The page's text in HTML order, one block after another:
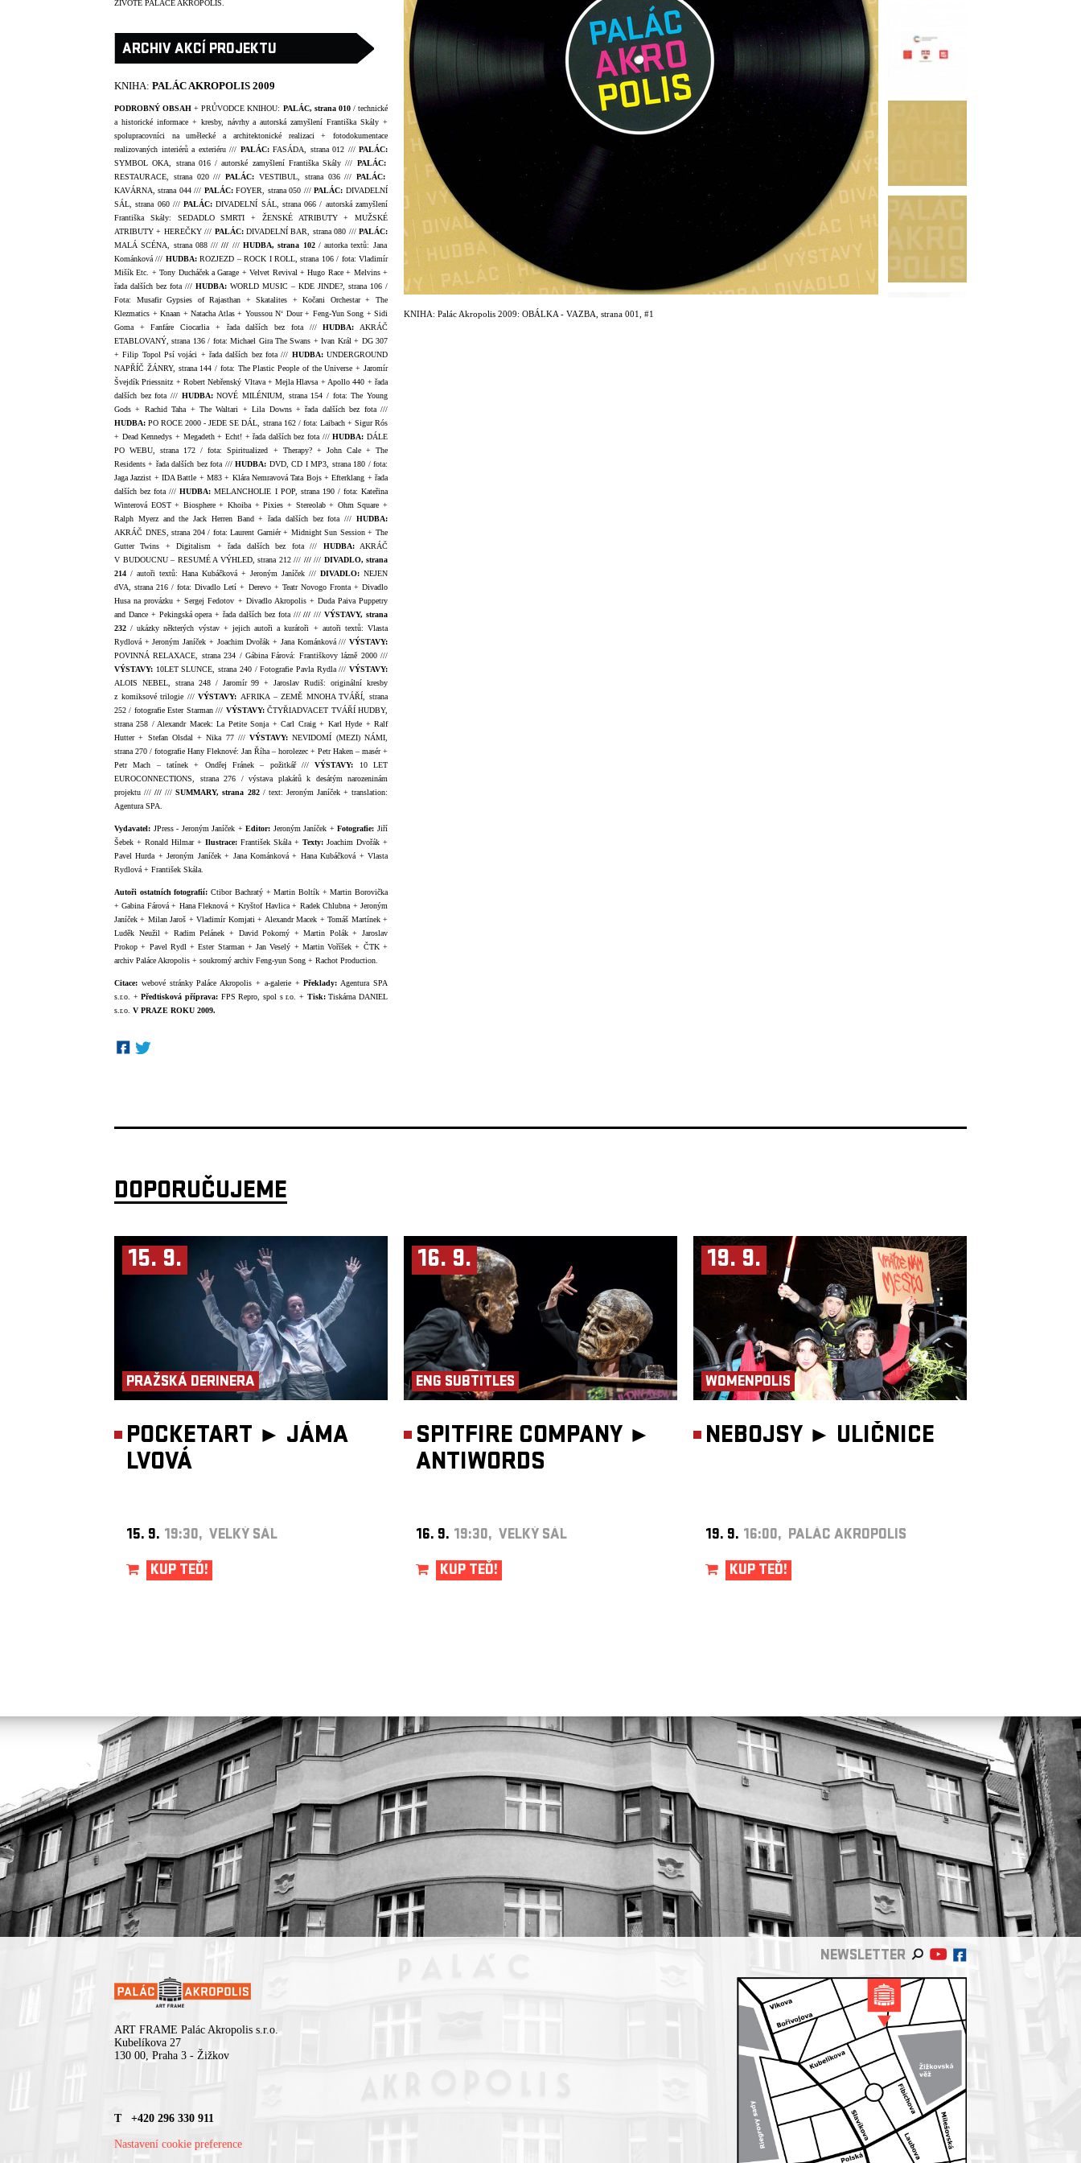
ŽIVOTĚ PALÁCE AKROPOLIS.
ARCHIV AKCÍ PROJEKTU
KNIHA: PALÁC AKROPOLIS 2009
PODROBNÝ OBSAH+ PRŮVODCE KNIHOU: PALÁC, strana 010/ technické
a historické informace + kresby, návrhy a autorská zamyšlení Františka Skály +
spolupracovníci na umělecké a architektonické realizaci + fotodokumentace
realizovaných interiérů a exteriéru /// PALÁC:FASÁDA, strana 012 /// PALÁC:
SYMBOL OKA, strana 016 / autorské zamyšlení Františka Skály /// PALÁC:
RESTAURACE, strana 020 ///PALÁC: VESTIBUL, strana 036 ///PALÁC:
KAVÁRNA, strana 044 /// PALÁC:FOYER, strana 050 ///PALÁC: DIVADELNÍ
SÁL, strana 060 ///PALÁC: DIVADELNÍ SÁL, strana 066 / autorská zamyšlení
Františka Skály: SEDADLO SMRTI + ŽENSKÉ ATRIBUTY + MUŽSKÉ
ATRIBUTY + HEREČKY /// PALÁC:DIVADELNÍ BAR, strana 080 ///PALÁC:
MALÁ SCÉNA, strana 088 ////// ///HUDBA, strana 102/ autorka textů: Jana
Kománková /// HUDBA:ROZJEZD – ROCK I ROLL, strana 106 / fota: Vladimír
Mišík Etc. + Tony Ducháček a Garage + Velvet Revival + Hugo Race + Melvins +
řada dalších bez fota /// HUDBA: WORLD MUSIC – KDE JINDE?, strana 106 /
Fota: Musafir Gypsies of Rajasthan + Skatalites + Kočani Orchestar + The
Klezmatics + Knaan + Natacha Atlas + Youssou N‘ Dour + Feng-Yun Song + Sidi
Goma + Fanfáre Ciocarlia + řada dalších bez fota ///HUDBA: AKRÁČ
ETABLOVANÝ, strana 136 / fota: Michael Gira The Swans + Ivan Král + DG 307
+ Filip Topol Psí vojáci + řada dalších bez fota /// HUDBA:UNDERGROUND
NAPŘÍČ ŽÁNRY, strana 144 / fota: The Plastic People of the Universe + Jaromír
Švejdík Priessnitz + Robert Nebřenský Vltava + Mejla Hlavsa + Apollo 440 + řada
dalších bez fota /// HUDBA:NOVÉ MILÉNIUM, strana 154 / fota: The Young
Gods + Rachid Taha + The Waltari + Lila Downs + řada dalších bez fota ///
HUDBA: PO ROCE 2000 - JEDE SE DÁL, strana 162 / fota: Laibach + Sigur Rós
+ Dead Kennedys + Megadeth + Echt! + řada dalších bez fota ///HUDBA: DÁLE
PO WEBU, strana 172 / fota: Spiritualized + Therapy? + John Cale + The
Residents + řada dalších bez fota ///HUDBA: DVD, CD I MP3, strana 180 / fota:
Jaga Jazzist + IDA Battle + M83 + Klára Nemravová Tata Bojs + Efterklang + řada
dalších bez fota ///HUDBA: MELANCHOLIE I POP, strana 190 / fota: Kateřina
Winterová EOST + Biosphere + Khoiba + Pixies + Stereolab + Ohm Square +
Ralph Myerz and the Jack Herren Band + řada dalších bez fota /// HUDBA:
AKRÁČ DNES, strana 204 / fota: Laurent Garniér + Midnight Sun Session + The
Gutter Twins + Digitalism + řada dalších bez fota /// HUDBA:AKRÁČ
V BUDOUCNU – RESUMÉ A VÝHLED, strana 212 /// ////// DIVADLO, strana
214 / autoři textů: Hana Kubáčková + Jeroným Janíček /// DIVADLO: NEJEN
dVA , strana 216 / fota: Divadlo Letí + Derevo + Teatr Novogo Fronta + Divadlo
Husa na provázku + Sergej Fedotov + Divadlo Akropolis + Duda Paiva Puppetry
and Dance + Pekingská opera + řada dalších bez fota ////// ///VÝSTAVY, strana
232 / ukázky některých výstav + jejich autoři a kurátoři + autoři textů: Vlasta
Rydlová + Jeroným Janíček + Joachim Dvořák + Jana Kománková /// VÝSTAVY:
POVINNÁ RELAXACE, strana 234 / Gábina Fárová: Františkovy lázně 2000 ///
VÝSTAVY: 10LET SLUNCE, strana 240 / Fotografie Pavla Rydla ///VÝSTAVY:
ALOIS NEBEL, strana 248 / Jaromír 99 + Jaroslav Rudiš: originální kresby
z komiksové trilogie ///VÝSTAVY: AFRIKA – ZEMĚ MNOHA TVÁŘÍ, strana
252 / fotografie Ester Starman /// VÝSTAVY:ČTYŘIADVACET TVÁŘÍ HUDBY,
strana 258 / Alexandr Macek: La Petite Sonja + Carl Craig + Karl Hyde + Ralf
Hutter + Stefan Olsdal + Nika 77 ///VÝSTAVY:NEVIDOMÍ (MEZI) NÁMI,
strana 270 / fotografie Hany Fleknové: Jan Říha – horolezec + Petr Haken – masér +
Petr Mach – tatínek + Ondřej Fránek – požitkář ///VÝSTAVY:
10 LET
EUROCONNECTIONS, strana 276
/ výstava plakátů k desátým narozeninám
projektu ////// ///SUMMARY, strana 282/ text: Jeroným Janíček + translation:
Agentura SPA.
Vydavatel: JPress - Jeroným Janíček +Editor: Jeroným Janíček +Fotografie: Jiří
Šebek + Ronald Hilmar + Ilustrace: František Skála + Texty: Joachim Dvořák +
Pavel Hurda + Jeroným Janíček + Jana Kománková + Hana Kubáčková + Vlasta
Rydlová + František Skála.
Autoři ostatních fotografií: Ctibor Bachratý + Martin Boltík + Martin Borovička
+ Gabina Fárová + Hana Fleknová + Kryštof Havlica + Radek Chlubna + Jeroným
Janíček + Milan Jaroš + Vladimír Komjati + Alexandr Macek + Tomáš Martínek +
Luděk Neužil + Radim Pelánek + David Pokorný + Martin Polák + Jaroslav
Prokop + Pavel Rydl + Ester Starman + Jan Veselý + Martin Voříšek + ČTK +
archiv Paláce Akropolis + soukromý archiv Feng-yun Song + Rachot Production.
Citace: webové stránky Paláce Akropolis + a-galerie +Překlady: Agentura SPA
s.r.o. +Předtisková příprava: FPS Repro, spol s r.o. + Tisk:Tiskárna DANIEL
s.r.o. V PRAZE ROKU 2009.
KNIHA: Palác Akropolis 2009: OBÁLKA - VAZBA, strana 001, #1
DOPORUČUJEME
15. 9.
PRAŽSKÁ DERINERA
POCKETART ► JÁMA
LVOVÁ
15. 9. 19:30, VELKÝ SÁL
KUP TEĎ!
16. 9.
ENG SUBTITLES
SPITFIRE COMPANY ►
ANTIWORDS
16. 9. 19:30, VELKÝ SÁL
KUP TEĎ!
19. 9.
WOMENPOLIS
NEBOJSY ► ULIČNICE
19. 9. 16:00, PALÁC AKROPOLIS
KUP TEĎ!
NEWSLETTER
ART FRAME Palác Akropolis s.r.o.
Kubelíkova 27
130 00, Praha 3 - Žižkov
T +420 296 330 911
Nastavení cookie preference